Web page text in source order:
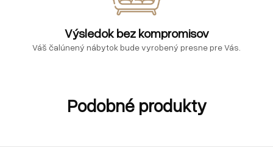
Výsledok bez kompromisov
Váš čalúnený nábytok bude vyrobený presne pre Vás.
Podobné produkty